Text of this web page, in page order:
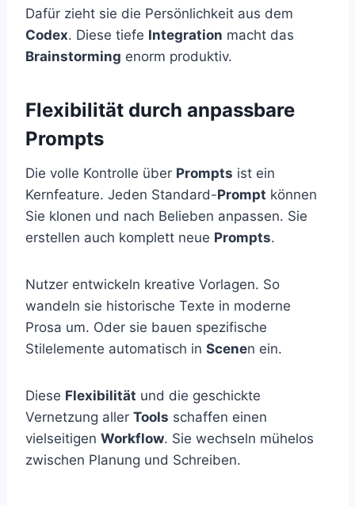
Dafür zieht sie die Persönlichkeit aus dem
Codex. Diese tiefe Integration macht das
Brainstorming enorm produktiv.
Flexibilität durch anpassbare
Prompts
Die volle Kontrolle über Prompts ist ein
Kernfeature. Jeden Standard-Prompt können
Sie klonen und nach Belieben anpassen. Sie
erstellen auch komplett neue Prompts.
Nutzer entwickeln kreative Vorlagen. So
wandeln sie historische Texte in moderne
Prosa um. Oder sie bauen spezifische
Stilelemente automatisch in Scenen ein.
Diese Flexibilität und die geschickte
Vernetzung aller Tools schaffen einen
vielseitigen Workflow. Sie wechseln mühelos
zwischen Planung und Schreiben.